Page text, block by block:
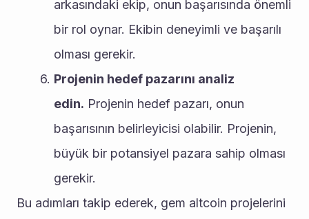
arkasındaki ekip, onun başarısında önemli
bir rol oynar. Ekibin deneyimli ve başarılı
olması gerekir.
Projenin hedef pazarını analiz
edin. Projenin hedef pazarı, onun
başarısının belirleyicisi olabilir. Projenin,
büyük bir potansiyel pazara sahip olması
gerekir.
Bu adımları takip ederek, gem altcoin projelerini